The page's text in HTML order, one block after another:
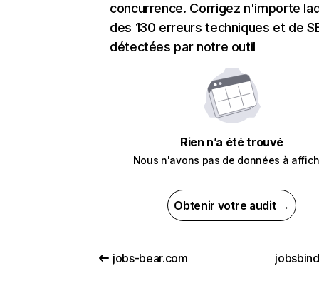
concurrence. Corrigez n'importe
des 130 erreurs techniques et de
détectées par notre outil
Rien n’a été trouvé
Nous n'avons pas de données à
Obtenir votre audit →
jobs-bear.com